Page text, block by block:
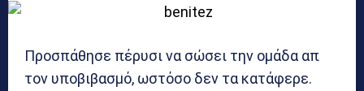
Προσπάθησε πέρυσι να σώσει την ομάδα απ
τον υποβιβασμό, ωστόσο δεν τα κατάφερε.